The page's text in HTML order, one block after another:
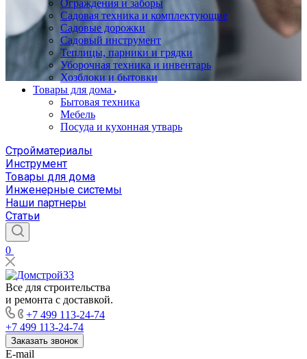
Ограждения и заборы
Садовая техника и комплектующие
Садовые дорожки
Садовый инструмент
Теплицы, парники и грядки
Уборочная техника и инвентарь
Хозблоки и бытовки
Товары для дома
Бытовая техника
Мебель
Посуда и кухонная утварь
Стройматериалы
Инструмент
Товары для дома
Инженерные системы
Наши партнеры
Статьи
0
Все для строительства
и ремонта с доставкой.
+7 499 113-24-74
+7 499 113-24-74
Заказать звонок
E-mail